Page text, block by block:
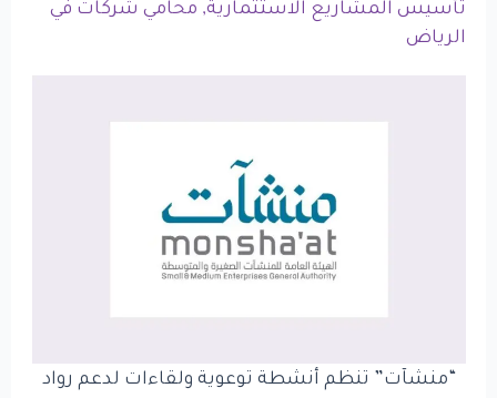
تأسيس المشاريع الاستثمارية, محامي شركات في
الرياض
“منشآت” تنظم أنشطة توعوية ولقاءات لدعم رواد